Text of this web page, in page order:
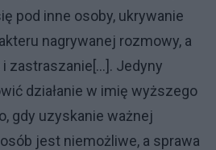
pod inne osoby, ukrywanie
nagrywanej rozmowy, a
zastraszanie[…]. Jedyny
działanie w imię wyższego
gdy uzyskanie ważnej
jest niemożliwe, a sprawa